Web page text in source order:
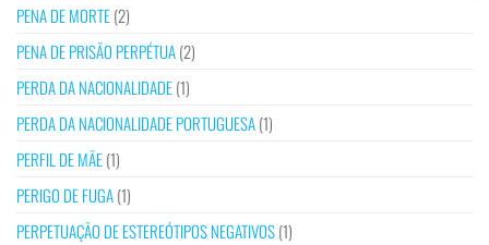
PENA DE MORTE(2)
PENA DE PRISÃO PERPÉTUA(2)
PERDA DA NACIONALIDADE(1)
PERDA DA NACIONALIDADE PORTUGUESA(1)
PERFIL DE MÃE(1)
PERIGO DE FUGA(1)
PERPETUAÇÃO DE ESTEREÓTIPOS NEGATIVOS(1)